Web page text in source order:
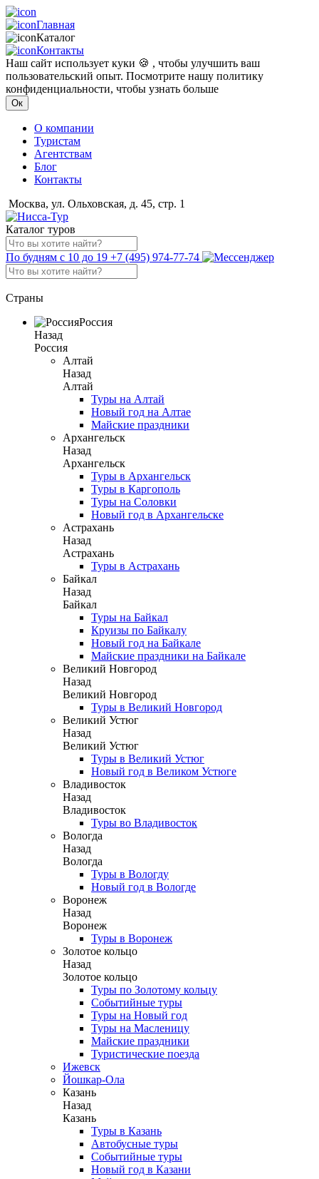
Главная
Каталог
Контакты
Наш сайт использует куки 🍪 , чтобы улучшить ваш
пользовательский опыт. Посмотрите нашу политику
конфиденциальности, чтобы узнать больше
Ок
О компании
Туристам
Агентствам
Блог
Контакты
Москва, ул. Ольховская, д. 45, стр. 1
Каталог туров
По будням с 10 до 19 +7 (495) 974-77-74
Страны
Россия
Назад
Россия
Алтай
Назад
Алтай
Туры на Алтай
Новый год на Алтае
Майские праздники
Архангельск
Назад
Архангельск
Туры в Архангельск
Туры в Каргополь
Туры на Соловки
Новый год в Архангельске
Астрахань
Назад
Астрахань
Туры в Астрахань
Байкал
Назад
Байкал
Туры на Байкал
Круизы по Байкалу
Новый год на Байкале
Майские праздники на Байкале
Великий Новгород
Назад
Великий Новгород
Туры в Великий Новгород
Великий Устюг
Назад
Великий Устюг
Туры в Великий Устюг
Новый год в Великом Устюге
Владивосток
Назад
Владивосток
Туры во Владивосток
Вологда
Назад
Вологда
Туры в Вологду
Новый год в Вологде
Воронеж
Назад
Воронеж
Туры в Воронеж
Золотое кольцо
Назад
Золотое кольцо
Туры по Золотому кольцу
Событийные туры
Туры на Новый год
Туры на Масленицу
Майские праздники
Туристические поезда
Ижевск
Йошкар-Ола
Казань
Назад
Казань
Туры в Казань
Автобусные туры
Событийные туры
Новый год в Казани